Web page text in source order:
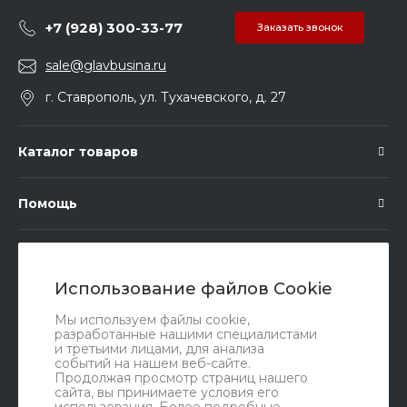
Использование файлов Cookie
Мы используем файлы cookie,
разработанные нашими специалистами
и третьими лицами, для анализа
событий на нашем веб-сайте.
Продолжая просмотр страниц нашего
сайта, вы принимаете условия его
+7 (928) 300-33-77 Заказать звонок
sale@glavbusina.ru
г. Ставрополь, ул. Тухачевского, д. 27
Каталог товаров
Помощь